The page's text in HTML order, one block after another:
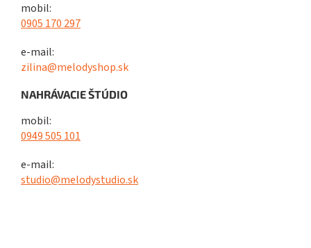
mobil:
0905 170 297
e-mail:
zilina@melodyshop.sk
NAHRÁVACIE ŠTÚDIO
mobil:
0949 505 101
e-mail:
studio@melodystudio.sk